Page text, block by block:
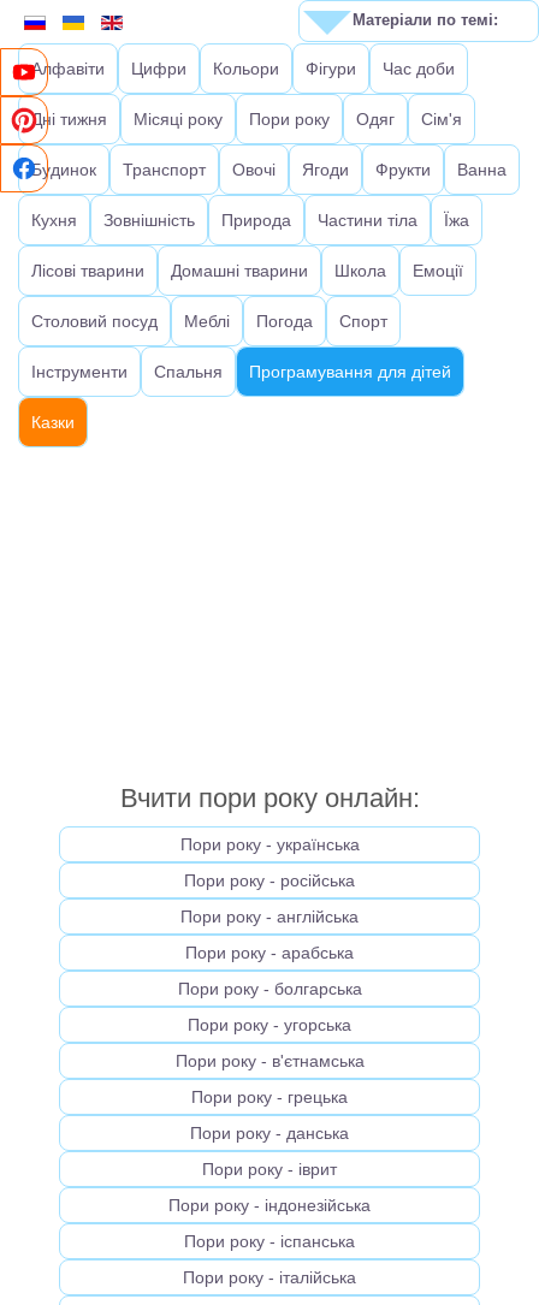
Алфавіти Цифри Кольори Фігури Час доби
Дні тижня Місяці року Пори року Одяг Сім'я
Будинок Транспорт Овочі Ягоди Фрукти Ванна
Кухня Зовнішність Природа Частини тіла Їжа
Лісові тварини Домашні тварини Школа Емоції
Столовий посуд Меблі Погода Спорт
Інструменти Спальня Програмування для дітей
Казки
Вчити пори року онлайн:
Пори року - українська
Пори року - російська
Пори року - англійська
Пори року - арабська
Пори року - болгарська
Пори року - угорська
Пори року - в'єтнамська
Пори року - грецька
Пори року - данська
Пори року - іврит
Пори року - індонезійська
Пори року - іспанська
Пори року - італійська
Матеріали по темі: